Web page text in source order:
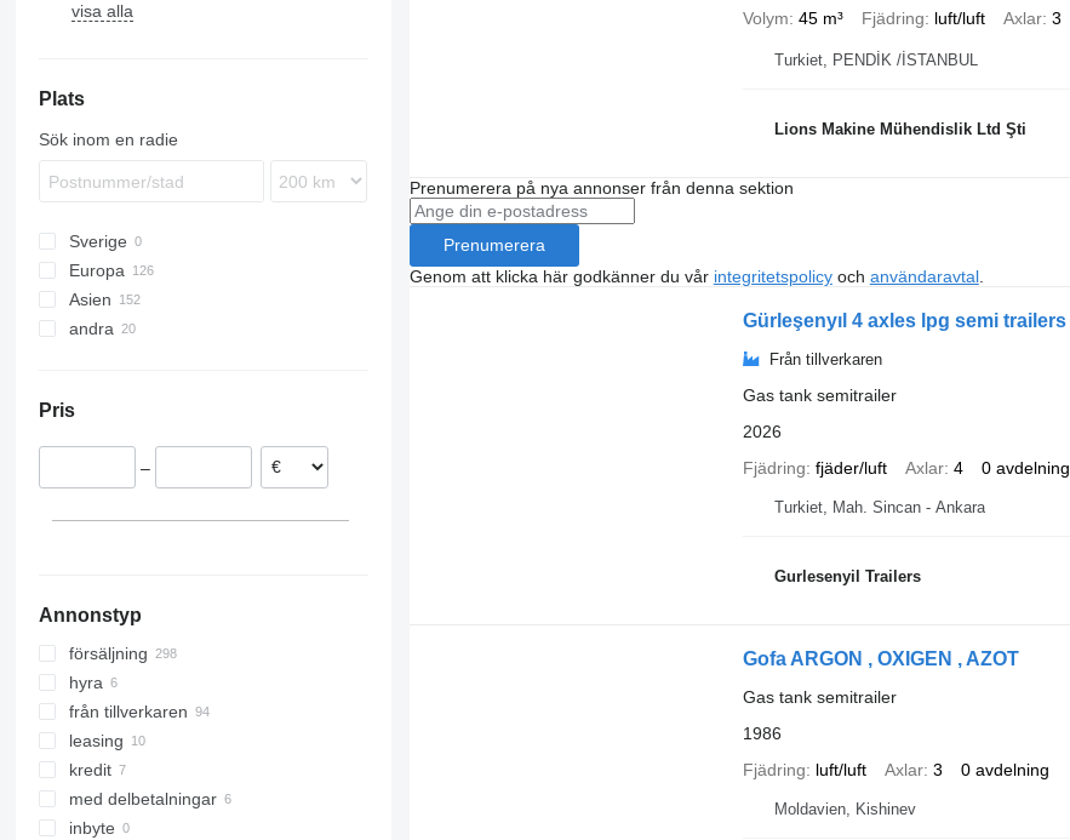
LPG
visa alla
Plats
Sök inom en radie
Sverige
Europa
Nederländerna
Polen
Tjeckien
Frankrike
Asien
Turkiet
andra
Pris
–
Annonstyp
försäljning
hyra
från tillverkaren
leasing
kredit
med delbetalningar
inbyte
Volym 45 m³ Fjädring luft/luft Axlar 3
Turkiet, PENDİK /İSTANBUL
Lions Makine Mühendislik Ltd Şti
Prenumerera på nya annonser från denna sektion
Prenumerera
Genom att klicka här godkänner du vår integritetspolicyoch användaravtal.
Gürleşenyıl 4 axles lpg semi trailers
Från tillverkaren
Gas tank semitrailer
2026
Fjädring fjäder/luft Axlar 4 0 avdelning
Turkiet, Mah. Sincan - Ankara
Gurlesenyil Trailers
Gofa ARGON , OXIGEN , AZOT
Gas tank semitrailer
1986
Fjädring
luft/luft Axlar 3 0 avdelning
Moldavien, Kishinev